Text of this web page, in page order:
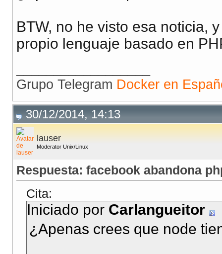
BTW, no he visto esa noticia,
propio lenguaje basado en
Grupo Telegram Docker en
30/12/2014, 14:13
lauser
Moderator Unix/Linux
Respuesta: facebook abandona
Cita:
Iniciado por Carlangueitor
¿Apenas crees que node